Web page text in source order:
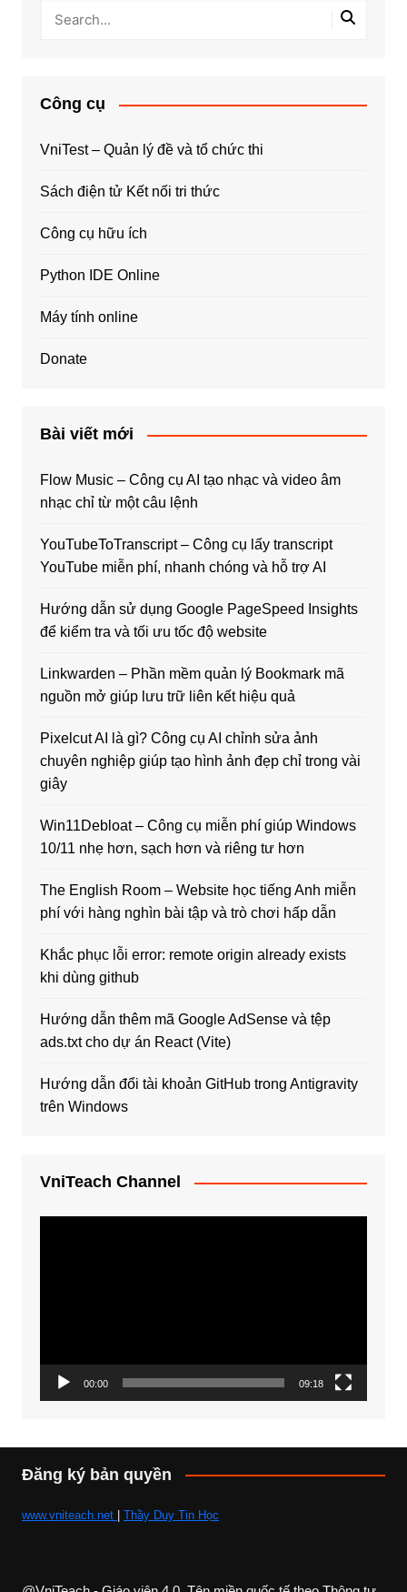
Công cụ
VniTest – Quản lý đề và tổ chức thi
Sách điện tử Kết nối tri thức
Công cụ hữu ích
Python IDE Online
Máy tính online
Donate
Bài viết mới
Flow Music – Công cụ AI tạo nhạc và video âm
nhạc chỉ từ một câu lệnh
YouTubeToTranscript – Công cụ lấy transcript
YouTube miễn phí, nhanh chóng và hỗ trợ AI
Hướng dẫn sử dụng Google PageSpeed Insights
để kiểm tra và tối ưu tốc độ website
Linkwarden – Phần mềm quản lý Bookmark mã
nguồn mở giúp lưu trữ liên kết hiệu quả
Pixelcut AI là gì? Công cụ AI chỉnh sửa ảnh
chuyên nghiệp giúp tạo hình ảnh đẹp chỉ trong vài
giây
Win11Debloat – Công cụ miễn phí giúp Windows
10/11 nhẹ hơn, sạch hơn và riêng tư hơn
The English Room – Website học tiếng Anh miễn
phí với hàng nghìn bài tập và trò chơi hấp dẫn
Khắc phục lỗi error: remote origin already exists
khi dùng github
Hướng dẫn thêm mã Google AdSense và tệp
ads.txt cho dự án React (Vite)
Hướng dẫn đổi tài khoản GitHub trong Antigravity
trên Windows
VniTeach Channel
00:00 09:18
Đăng ký bản quyền
www.vniteach.net | Thầy Duy Tin Học